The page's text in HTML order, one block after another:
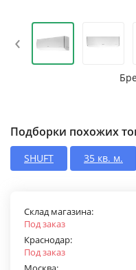
‹
Подборки похожих
SHUFT 35 кв. м.
Склад магазина:
Под заказ
Краснодар:
Под заказ